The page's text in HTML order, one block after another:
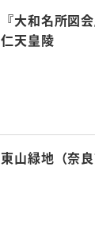
『大和名所
仁天皇陵
東山緑地（奈良